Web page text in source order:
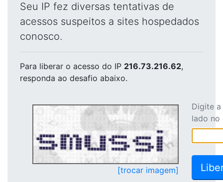
Seu IP fez diversas tentativas de
acessos suspeitos a sites hospedados
conosco.
Para liberar o acesso do IP 216.73.216.62,
responda ao desafio abaixo.
[trocar imagem]
Digite
lado no